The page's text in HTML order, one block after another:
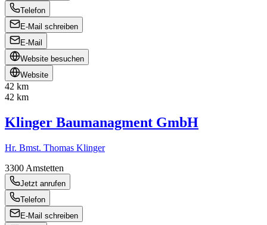
Telefon
E-Mail schreiben
E-Mail
Website besuchen
Website
42 km
42 km
Klinger Baumanagment GmbH
Hr. Bmst. Thomas Klinger
3300 Amstetten
Jetzt anrufen
Telefon
E-Mail schreiben